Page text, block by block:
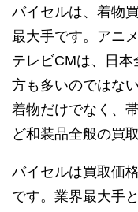
バイセルは、着物
最大手です。アニ
テレビCMは、日
方も多いのではな
着物だけでなく、
ど和装品全般の買
バイセルは買取価
です。業界最大手